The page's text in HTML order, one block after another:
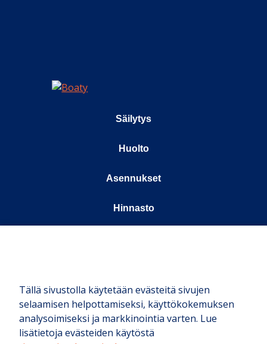
Säilytys
Huolto
Asennukset
Hinnasto
© Boaty 2025
Tällä sivustolla käytetään evästeitä sivujen
selaamisen helpottamiseksi, käyttökokemuksen
analysoimiseksi ja markkinointia varten. Lue
lisätietoja evästeiden käytöstä